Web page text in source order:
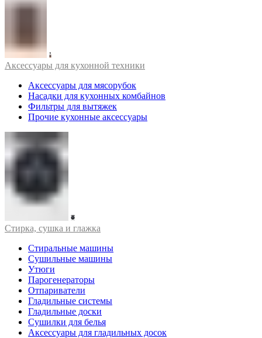
Аксессуары для кухонной техники
Аксессуары для мясорубок
Насадки для кухонных комбайнов
Фильтры для вытяжек
Прочие кухонные аксессуары
Стирка, сушка и глажка
Стиральные машины
Сушильные машины
Утюги
Парогенераторы
Отпариватели
Гладильные системы
Гладильные доски
Сушилки для белья
Аксессуары для гладильных досок